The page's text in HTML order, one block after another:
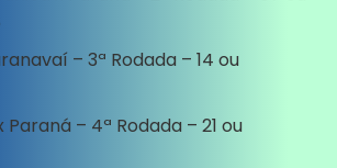
– 3ª Rodada – 14 ou
Paraná – 4ª Rodada – 21 ou